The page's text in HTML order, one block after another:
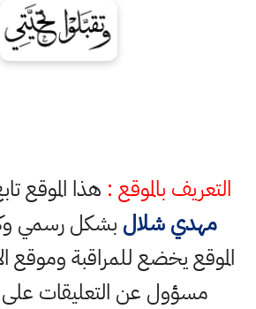
التعريف بالموقع : هذا الموقع
مهدي شلال بشكل رسمي
الموقع يخضع للمراقبة وموقع
مسؤول عن التعليقات على